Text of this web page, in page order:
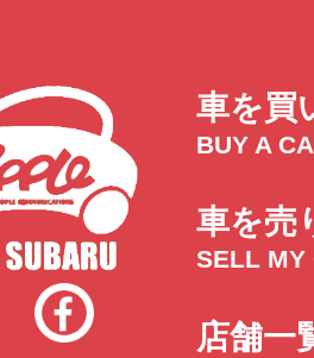
車を買
BUY A
車を売
SELL MY
店舗一